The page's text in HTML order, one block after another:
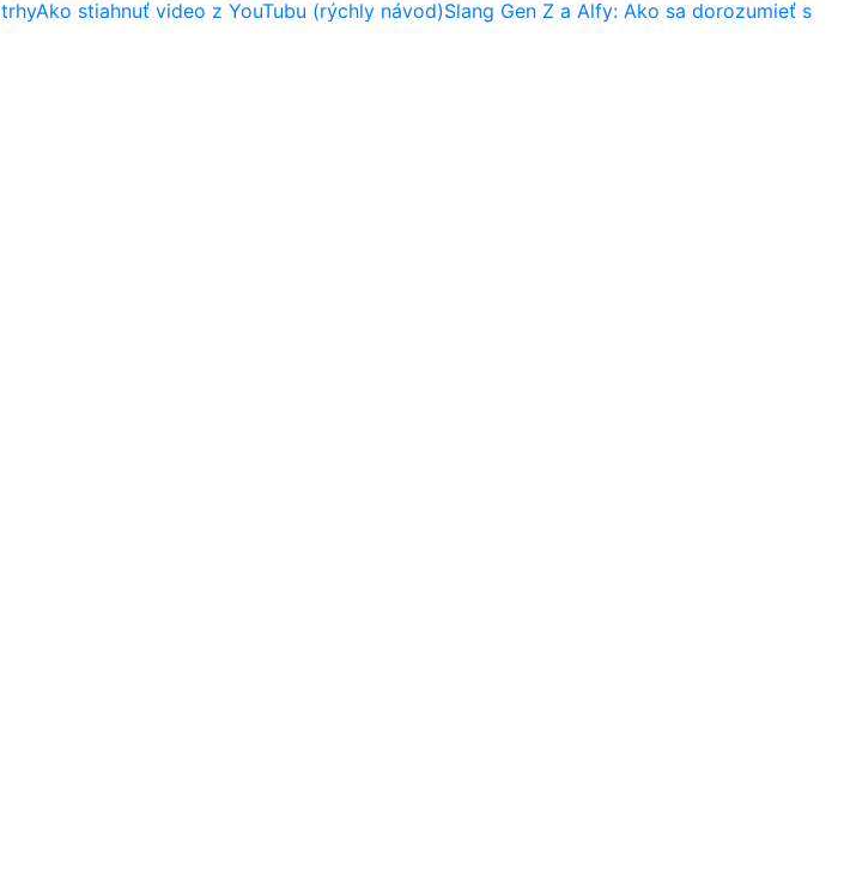
Ako stiahnuť video z YouTubu (rýchly návod)Slang Gen Z a Alfy: Ako sa dorozumieť s